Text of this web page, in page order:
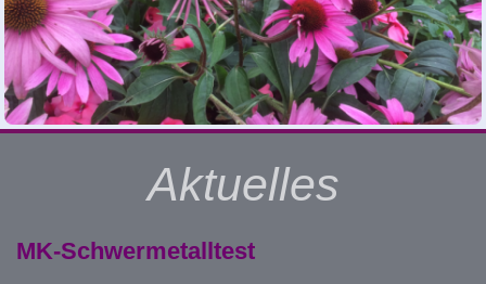
Aktuelles
MK-Schwermetalltest